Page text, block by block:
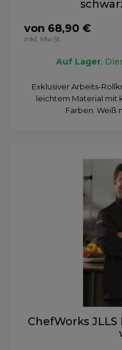
von 68,90 €
inkl. MwSt.
Auf Lager,
Exklusiver Arbeits-
leichtem Material mit
Farben: Weiß
ChefWorks